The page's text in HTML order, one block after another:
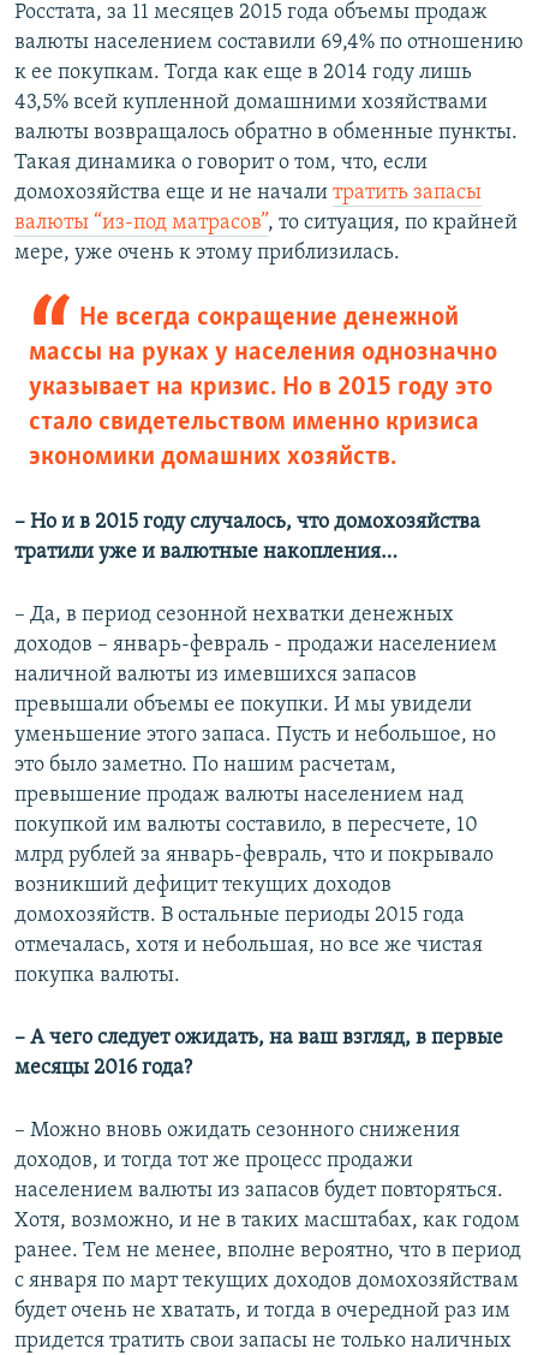
Росстата, за 11 месяцев 2015 года объемы продаж
валюты населением составили 69,4% по отношению
к ее покупкам. Тогда как еще в 2014 году лишь
43,5% всей купленной домашними хозяйствами
валюты возвращалось обратно в обменные пункты.
Такая динамика о говорит о том, что, если
домохозяйства еще и не начали тратить запасы
валюты “из-под матрасов”, то ситуация, по крайней
мере, уже очень к этому приблизилась.
Не всегда сокращение денежной
массы на руках у населения однозначно
указывает на кризис. Но в 2015 году это
стало свидетельством именно кризиса
экономики домашних хозяйств.
–​ Но и в 2015 году случалось, что домохозяйства
тратили уже и валютные накопления…
– Да, в период сезонной нехватки денежных
доходов – январь-февраль - продажи населением
наличной валюты из имевшихся запасов
превышали объемы ее покупки. И мы увидели
уменьшение этого запаса. Пусть и небольшое, но
это было заметно. По нашим расчетам,
превышение продаж валюты населением над
покупкой им валюты составило, в пересчете, 10
млрд рублей за январь-февраль, что и покрывало
возникший дефицит текущих доходов
домохозяйств. В остальные периоды 2015 года
отмечалась, хотя и небольшая, но все же чистая
покупка валюты.
–​ А чего следует ожидать, на ваш взгляд, в первые
месяцы 2016 года?
– Можно вновь ожидать сезонного снижения
доходов, и тогда тот же процесс продажи
населением валюты из запасов будет повторяться.
Хотя, возможно, и не в таких масштабах, как годом
ранее. Тем не менее, вполне вероятно, что в период
с января по март текущих доходов домохозяйствам
будет очень не хватать, и тогда в очередной раз им
придется тратить свои запасы не только наличных